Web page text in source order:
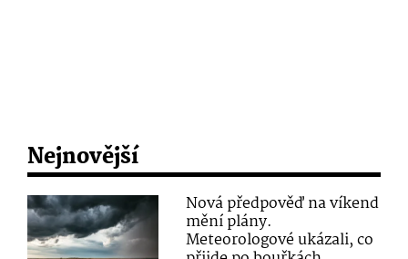
Nejnovější
Nová předpověď na víkend
mění plány.
Meteorologové ukázali, co